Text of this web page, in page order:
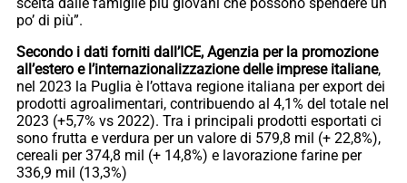
scelta dalle famiglie più giovani che possono spendere un
po’ di più”.
Secondo i dati forniti dall’ICE, Agenzia per la promozione
all’estero e l’internazionalizzazione delle imprese italiane,
nel 2023 la Puglia è l’ottava regione italiana per export dei
prodotti agroalimentari, contribuendo al 4,1% del totale nel
2023 (+5,7% vs 2022). Tra i principali prodotti esportati ci
sono frutta e verdura per un valore di 579,8 mil (+ 22,8%),
cereali per 374,8 mil (+ 14,8%) e lavorazione farine per
336,9 mil (13,3%)